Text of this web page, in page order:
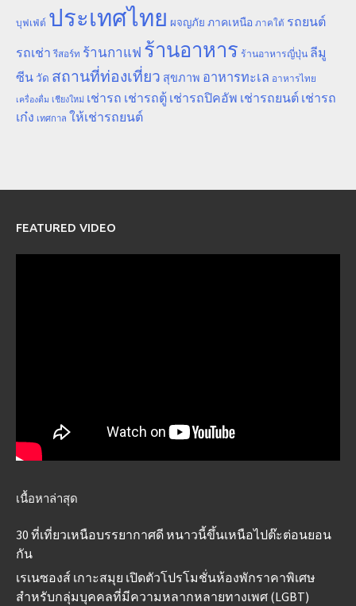
บุฟเฟ่ต์ ประเทศไทย ผจญภัย ภาคเหนือ ภาคใต้ รถยนต์
รถเช่า รีสอร์ท ร้านกาแฟ ร้านอาหาร ร้านอาหารญี่ปุ่น ลีมู
ซีน วัด สถานที่ท่องเที่ยว สุขภาพ อาหารทะเล อาหารไทย
เครื่องดื่ม เชียงใหม่ เช่ารถ เช่ารถตู้ เช่ารถปิคอัพ เช่ารถยนต์ เช่ารถ
เก๋ง เทศกาล ให้เช่ารถยนต์
FEATURED VIDEO
เนื้อหาล่าสุด
30 ที่เที่ยวเหนือบรรยากาศดี หนาวนี้ขึ้นเหนือไปต๊ะต่อนยอน
กัน
เรเนซองส์ เกาะสมุย เปิดตัวโปรโมชั่นห้องพักราคาพิเศษ
สำหรับกลุ่มบุคคลที่มีความหลากหลายทางเพศ (LGBT)